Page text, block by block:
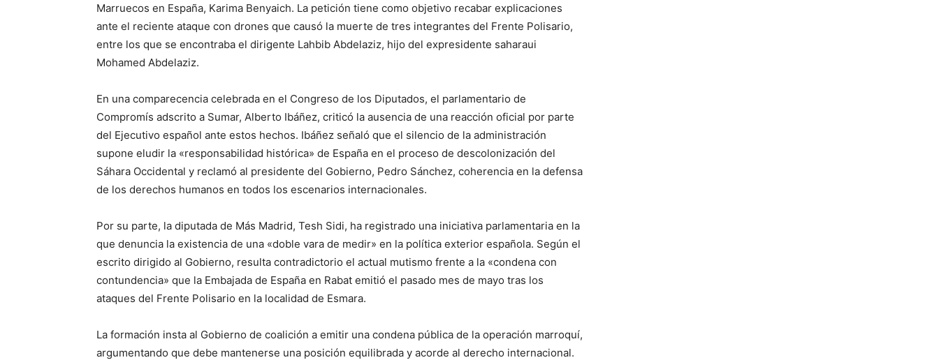
Marruecos en España, Karima Benyaich. La petición tiene como objetivo recabar explicaciones
ante el reciente ataque con drones que causó la muerte de tres integrantes del Frente Polisario,
entre los que se encontraba el dirigente Lahbib Abdelaziz, hijo del expresidente saharaui
Mohamed Abdelaziz.
En una comparecencia celebrada en el Congreso de los Diputados, el parlamentario de
Compromís adscrito a Sumar, Alberto Ibáñez, criticó la ausencia de una reacción oficial por parte
del Ejecutivo español ante estos hechos. Ibáñez señaló que el silencio de la administración
supone eludir la «responsabilidad histórica» de España en el proceso de descolonización del
Sáhara Occidental y reclamó al presidente del Gobierno, Pedro Sánchez, coherencia en la defensa
de los derechos humanos en todos los escenarios internacionales.
Por su parte, la diputada de Más Madrid, Tesh Sidi, ha registrado una iniciativa parlamentaria en la
que denuncia la existencia de una «doble vara de medir» en la política exterior española. Según el
escrito dirigido al Gobierno, resulta contradictorio el actual mutismo frente a la «condena con
contundencia» que la Embajada de España en Rabat emitió el pasado mes de mayo tras los
ataques del Frente Polisario en la localidad de Esmara.
La formación insta al Gobierno de coalición a emitir una condena pública de la operación marroquí,
argumentando que debe mantenerse una posición equilibrada y acorde al derecho internacional.